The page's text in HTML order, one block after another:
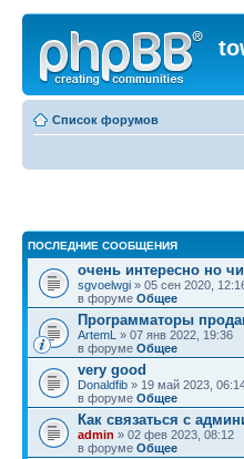
Список форумов
ПОСЛЕДНИЕ СООБЩЕНИЯ
очень интересно но
sgvoelwgi » 05 сен 2020,
в форуме Общее
Программаторы
ArtemL » 07 янв 2022, 19:36
в форуме Общее
very good
Donaldfib » 19 май 2023,
в форуме Общее
Как связаться с
admin » 02 фев 2023, 08:12
в форуме Общее